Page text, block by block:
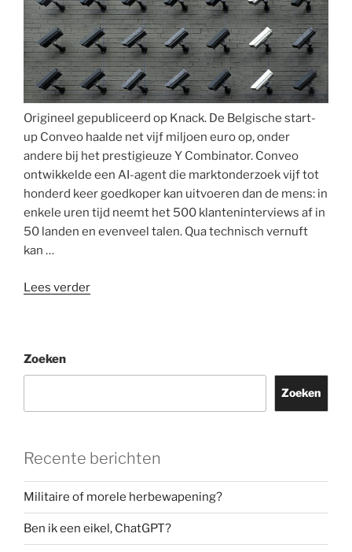
Origineel gepubliceerd op Knack. De Belgische start-
up Conveo haalde net vijf miljoen euro op, onder
andere bij het prestigieuze Y Combinator. Conveo
ontwikkelde een AI-agent die marktonderzoek vijf tot
honderd keer goedkoper kan uitvoeren dan de mens: in
enkele uren tijd neemt het 500 klanteninterviews af in
50 landen en evenveel talen. Qua technisch vernuft
kan …
Lees verder“AI-
Zoeken
Zoeken
Recente berichten
Militaire of morele herbewapening?
Ben ik een eikel, ChatGPT?